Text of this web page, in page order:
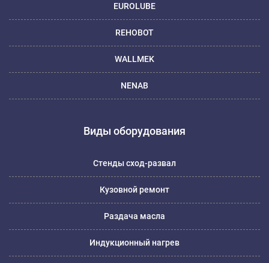
EUROLUBE
REHOBOT
WALLMEK
NENAB
Виды оборудования
Стенды сход-развал
Кузовной ремонт
Раздача масла
Индукционный нагрев